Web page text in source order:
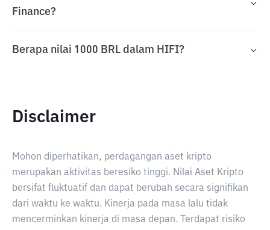
Finance?
Berapa nilai 1000 BRL dalam HIFI?
Disclaimer
Mohon diperhatikan, perdagangan aset kripto
merupakan aktivitas beresiko tinggi. Nilai Aset Kripto
bersifat fluktuatif dan dapat berubah secara signifikan
dari waktu ke waktu. Kinerja pada masa lalu tidak
mencerminkan kinerja di masa depan. Terdapat risiko